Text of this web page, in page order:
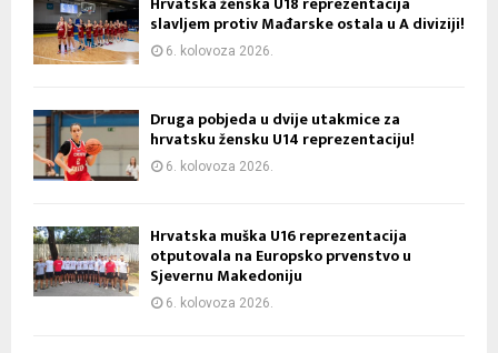
slavljem protiv Mađarske ostala u A diviziji!
6. kolovoza 2026.
Druga pobjeda u dvije utakmice za
hrvatsku žensku U14 reprezentaciju!
6. kolovoza 2026.
Hrvatska muška U16 reprezentacija
otputovala na Europsko prvenstvo u
Sjevernu Makedoniju
6. kolovoza 2026.